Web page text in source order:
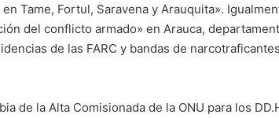
Tame, Fortul, Saravena y Arauquita».
del conflicto armado» en Arauca,
de las FARC y bandas de
de la Alta Comisionada de la ONU para los